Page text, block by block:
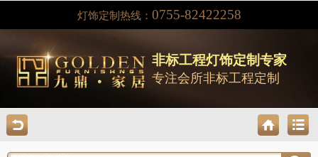
灯饰定制热线： 0755-82422258
非标工程灯饰定制专家
专注会所非标工程定制